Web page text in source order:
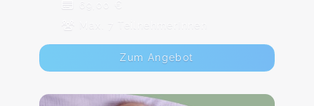
69,00 €
Max. 7 TeilnehmerInnen
Zum Angebot